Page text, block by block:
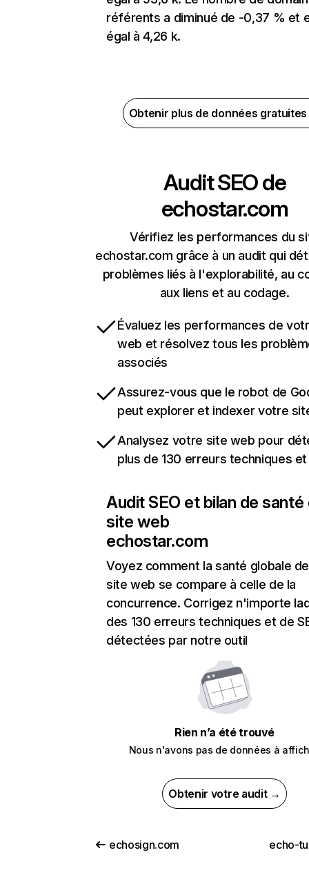
référents a diminué de -0,37 % et
égal à 4,26 k.
Obtenir plus de données
Audit SEO de
echostar.com
Vérifiez les performances du
echostar.com grâce à un audit qui
problèmes liés à l'explorabilité, au
aux liens et au codage.
Évaluez les performances de
web et résolvez tous les
associés
Assurez-vous que le robot de
peut explorer et indexer votre
Analysez votre site web pour
plus de 130 erreurs techniques et
Audit SEO et bilan de santé
site web
echostar.com
Voyez comment la santé globale
site web se compare à celle de la
concurrence. Corrigez n'importe
des 130 erreurs techniques et de
détectées par notre outil
Rien n’a été trouvé
Nous n'avons pas de données à
Obtenir votre audit →
echosign.com echo-